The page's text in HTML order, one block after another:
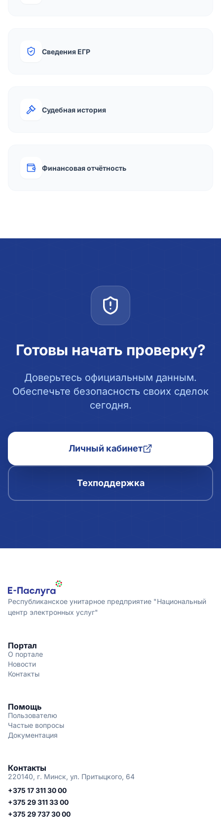
Сведения ЕГР
Судебная история
Финансовая отчётность
Готовы начать проверку?
Доверьтесь официальным данным.
Обеспечьте безопасность своих сделок
сегодня.
Личный кабинет
Техподдержка
Республиканское унитарное предприятие "Национальный
центр электронных услуг"
Портал
О портале
Новости
Контакты
Помощь
Пользователю
Частые вопросы
Документация
Контакты
220140, г. Минск, ул. Притыцкого, 64
+375 17 311 30 00
+375 29 311 33 00
+375 29 737 30 00